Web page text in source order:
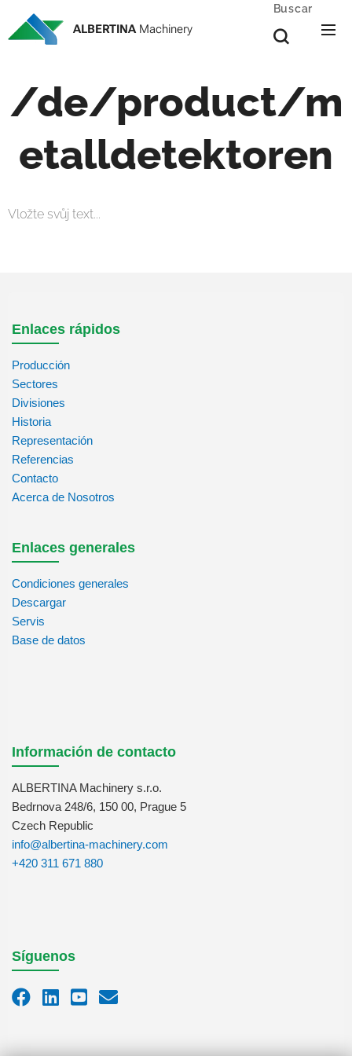
ALBERTINA Machinery
Buscar
/de/product/m
etalldetektoren
Vložte svůj text...
Enlaces rápidos
Producción
Sectores
Divisiones
Historia
Representación
Referencias
Contacto
Acerca de Nosotros
Enlaces generales
Condiciones generales
Descargar
Servis
Base de datos
Información de contacto
ALBERTINA Machinery s.r.o.
Bedrnova 248/6, 150 00, Prague 5
Czech Republic
info@albertina-machinery.com
+420 311 671 880
Síguenos